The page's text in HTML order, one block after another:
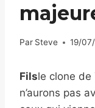
Par Steve 19/
Filsle clone de
n’aurons pas